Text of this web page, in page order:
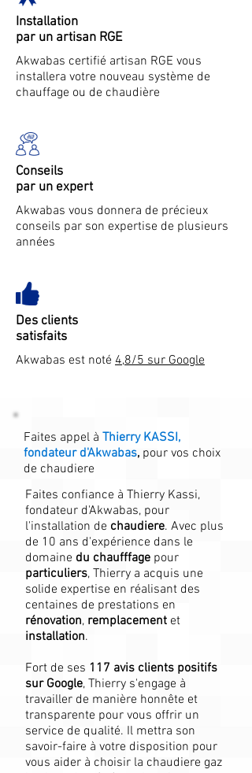
Installation
par un artisan RGE
Akwabas certifié artisan RGE vous
installera votre nouveau système de
chauffage ou de chaudière
Conseils
par un expert
Akwabas vous donnera de précieux
conseils par son expertise de plusieurs
années
Des clients
satisfaits
Akwabas est noté 4,8/5 sur Google
Faites appel à Thierry KASSI,
fondateur d'Akwabas, pour vos choix
de chaudiere
Faites confiance à Thierry Kassi,
fondateur d'Akwabas, pour
l'installation de chaudiere. Avec plus
de 10 ans d'expérience dans le
domaine du chaufffage pour
particuliers, Thierry a acquis une
solide expertise en réalisant des
centaines de prestations en
rénovation, remplacement et
installation.
Fort de ses 117 avis clients positifs
sur Google, Thierry s'engage à
travailler de manière honnête et
transparente pour vous offrir un
service de qualité. Il mettra son
savoir-faire à votre disposition pour
vous aider à choisir la chaudiere gaz